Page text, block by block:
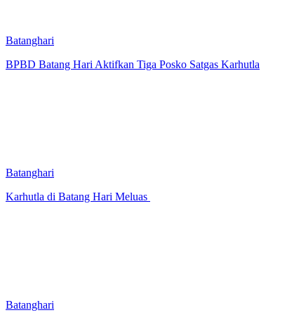
Batanghari
BPBD Batang Hari Aktifkan Tiga Posko Satgas Karhutla
Batanghari
Karhutla di Batang Hari Meluas
Batanghari